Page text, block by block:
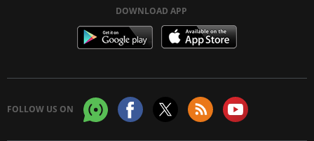
DOWNLOAD APP
FOLLOW US ON